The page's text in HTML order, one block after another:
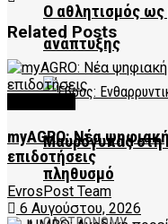
Ο αθλητισμός
ανάπτυξης
Μαυρόγυπας στη
πληθυσμό
Related Posts
myAGRO: Νέα
επιδοτήσεις
EvrosPost Team
6 Αυγούστου, 2026